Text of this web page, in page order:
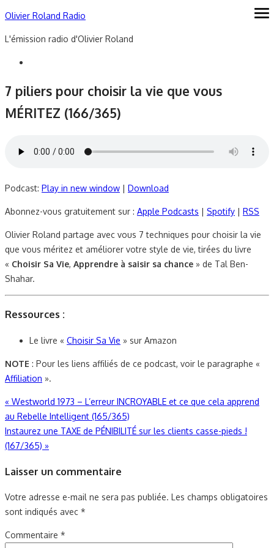
Skip
content
Olivier Roland Radio
L'émission radio d'Olivier Roland
7 piliers pour choisir la vie que vous
MÉRITEZ (166/365)
Podcast: Play in new window | Download
Abonnez-vous gratuitement sur : Apple Podcasts | Spotify | RSS
Olivier Roland partage avec vous 7 techniques pour choisir la vie
que vous méritez et améliorer votre style de vie, tirées du livre
« Choisir Sa Vie, Apprendre à saisir sa chance » de Tal Ben-
Shahar.
Ressources :
Le livre « Choisir Sa Vie » sur Amazon
NOTE : Pour les liens affiliés de ce podcast, voir le paragraphe «
Affiliation ».
Navigation
de
l’article
« Westworld 1973 – L’erreur INCROYABLE et ce que cela apprend
au Rebelle Intelligent (165/365)
Instaurez une TAXE de PÉNIBILITÉ sur les clients casse-pieds !
(167/365) »
Laisser un commentaire
Votre adresse e-mail ne sera pas publiée. Les champs obligatoires
sont indiqués avec *
Commentaire *